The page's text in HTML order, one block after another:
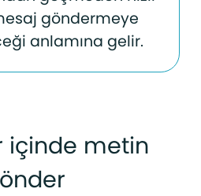
göndermeye
anlamına gelir.
içinde metin